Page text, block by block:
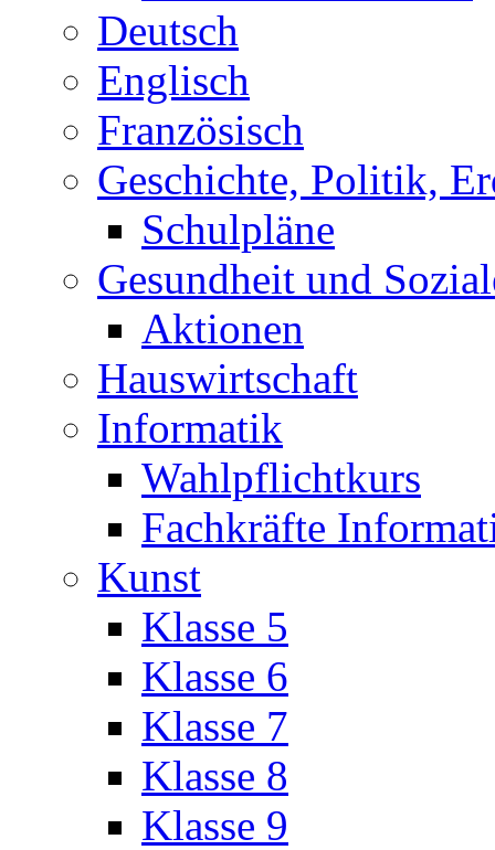
Deutsch
Englisch
Französisch
Geschichte, Politik,
Schulpläne
Gesundheit und
Aktionen
Hauswirtschaft
Informatik
Wahlpflichtkurs
Fachkräfte
Kunst
Klasse 5
Klasse 6
Klasse 7
Klasse 8
Klasse 9